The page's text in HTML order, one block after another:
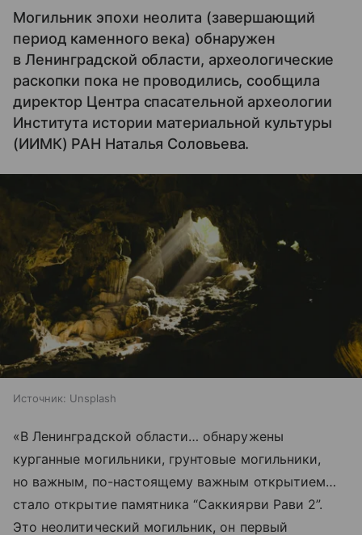
Могильник эпохи неолита (завершающий
период каменного века) обнаружен
в Ленинградской области, археологические
раскопки пока не проводились, сообщила
директор Центра спасательной археологии
Института истории материальной культуры
(ИИМК) РАН Наталья Соловьева.
Источник: Unsplash
«В Ленинградской области… обнаружены
курганные могильники, грунтовые могильники,
но важным, по-настоящему важным открытием…
стало открытие памятника “Саккиярви Рави 2”.
Это неолитический могильник, он первый